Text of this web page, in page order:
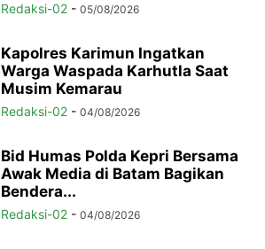
Redaksi-02 - 05/08/2026
Kapolres Karimun Ingatkan
Warga Waspada Karhutla Saat
Musim Kemarau
Redaksi-02 - 04/08/2026
Bid Humas Polda Kepri Bersama
Awak Media di Batam Bagikan
Bendera...
Redaksi-02 - 04/08/2026